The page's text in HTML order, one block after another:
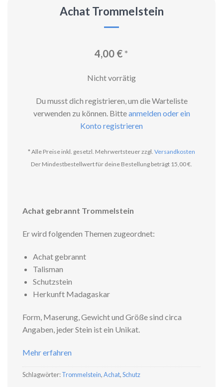
Achat Trommelstein
4,00 €*
Nicht vorrätig
Du musst dich registrieren, um die Warteliste
verwenden zu können. Bitteanmelden oder ein
Konto registrieren
* Alle Preise inkl. gesetzl. Mehrwertsteuer zzgl. Versandkosten
Der Mindestbestellwert für deine Bestellung beträgt 15,00 €.
Achat gebrannt Trommelstein
Er wird folgenden Themen zugeordnet:
Achat gebrannt
Talisman
Schutzstein
Herkunft Madagaskar
Form, Maserung, Gewicht und Größe sind circa
Angaben, jeder Stein ist ein Unikat.
Mehr erfahren
Schlagwörter:Trommelstein,Achat,Schutz